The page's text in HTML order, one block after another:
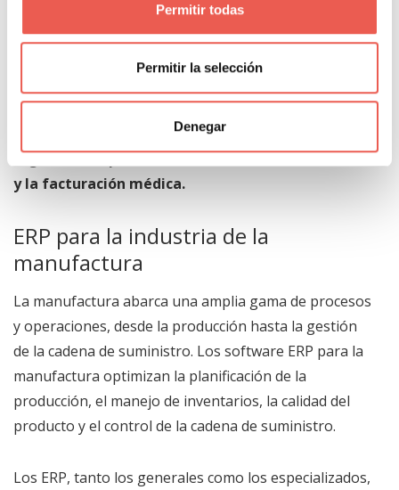
Permitir todas
Permitir la selección
Denegar
ERP para el sector de la salud
El sector de la salud requiere un control estricto de
cumplimiento de regulaciones de privacidad. Los ERP
para este campo ofrecen soluciones específicas para
lagestión de pacientes, la administración de citas
y la facturación médica.
ERP para la industria de la
manufactura
La manufactura abarca una amplia gama de procesos
y operaciones, desde la producción hasta la gestión
de la cadena de suministro. Los software ERP para la
manufactura optimizan la planificación de la
producción, el manejo de inventarios, la calidad del
producto y el control de la cadena de suministro.
Los ERP, tanto los generales como los especializados,